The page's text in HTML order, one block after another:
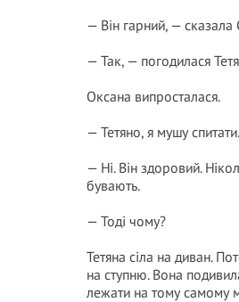
— Він гарний, — сказала
— Так, — погодилася
Оксана випросталася.
— Тетяно, я мушу
— Ні. Він здоровий.
бувають.
— Тоді чому?
Тетяна сіла на диван.
на ступню. Вона
лежати на тому самому